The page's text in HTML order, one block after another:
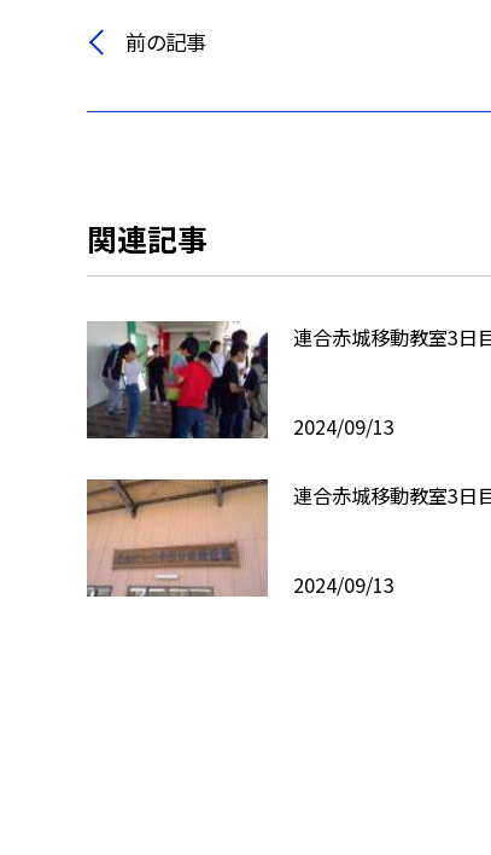
前の記事
関連記事
連合赤城移動教室3日
2024/09/13
連合赤城移動教室3日
2024/09/13